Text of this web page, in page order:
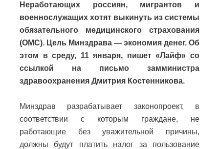
Неработающих россиян, мигрантов и
военнослужащих хотят выкинуть из системы
обязательного медицинского страхования
(ОМС). Цель Минздрава — экономия денег. Об
этом в среду, 11 января, пишет «Лайф» со
ссылкой на письмо замминистра
здравоохранения Дмитрия Костенникова.
Минздрав разрабатывает законопроект, в
соответствии с которым граждане, не
работающие без уважительной причины,
должны будут платить налог за пользование